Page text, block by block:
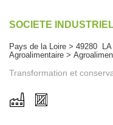
SOCIETE
Pays de la Loire > 49280
Agroalimentaire >
Transformation et